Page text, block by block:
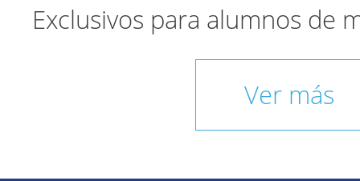
Exclusivos para alumnos de
Ver más